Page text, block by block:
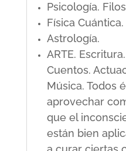
Psicología.
Física Cuántica.
Astrología.
ARTE.
Cuentos.
Música. Todos
aprovechar
que el
están bien